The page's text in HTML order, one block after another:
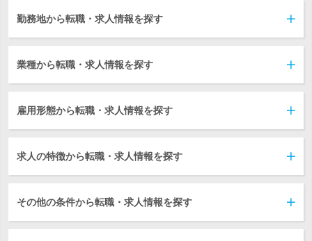
勤務地から転職・求人情報を探す
業種から転職・求人情報を探す
雇用形態から転職・求人情報を探す
求人の特徴から転職・求人情報を探す
その他の条件から転職・求人情報を探す